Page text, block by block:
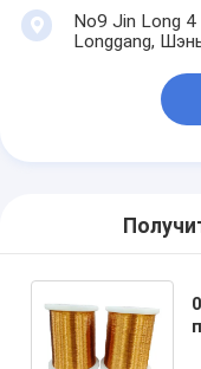
No9 Jin Long
Longgang,